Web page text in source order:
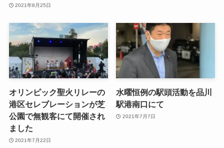
2021年8月25日
オリンピック聖火リレーの
港区セレブレーションが芝
公園で無観客にて開催され
ました
2021年7月22日
水曜恒例の駅頭活動を品川
駅港南口にて
2021年7月7日